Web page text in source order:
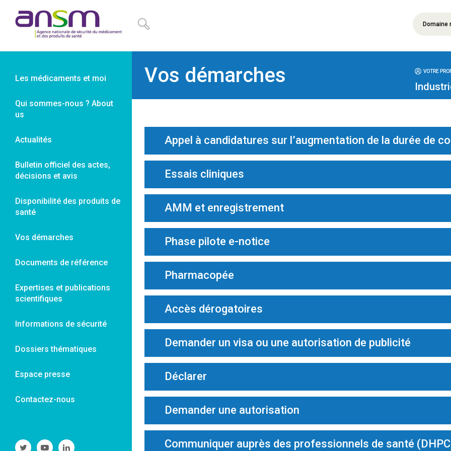
Les médicaments et moi
Qui sommes-nous ? About
us
Actualités
Bulletin officiel des actes,
décisions et avis
Disponibilité des produits de
santé
Vos démarches
Documents de référence
Expertises et publications
scientifiques
Informations de sécurité
Dossiers thématiques
Espace presse
Contactez-nous
SuivreSuivreSuivre
Vos démarches VOTRE
Appel à candidatures sur l’augmentation de la durée de
Essais cliniques
AMM et enregistrement
Phase pilote e-notice
Pharmacopée
Accès dérogatoires
Demander un visa ou une autorisation de publicité
Déclarer
Demander une autorisation
Communiquer auprès des professionnels de santé